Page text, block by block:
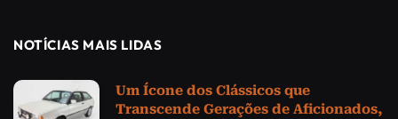
NOTÍCIAS MAIS LIDAS
Um Ícone dos Clássicos que
Transcende Gerações de Aficionados,